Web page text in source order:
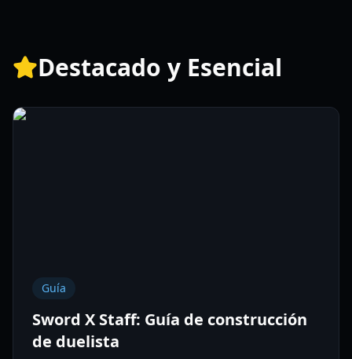
Destacado y Esencial
Guía
Sword X Staff: Guía de construcción
de duelista